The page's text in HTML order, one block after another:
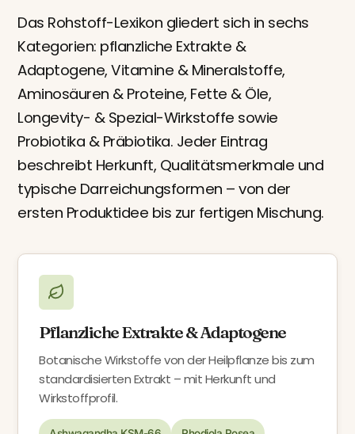
Das Rohstoff-Lexikon gliedert sich in sechs
Kategorien: pflanzliche Extrakte &
Adaptogene, Vitamine & Mineralstoffe,
Aminosäuren & Proteine, Fette & Öle,
Longevity- & Spezial-Wirkstoffe sowie
Probiotika & Präbiotika. Jeder Eintrag
beschreibt Herkunft, Qualitätsmerkmale und
typische Darreichungsformen – von der
ersten Produktidee bis zur fertigen Mischung.
Pflanzliche Extrakte & Adaptogene
Botanische Wirkstoffe von der Heilpflanze bis zum
standardisierten Extrakt – mit Herkunft und
Wirkstoffprofil.